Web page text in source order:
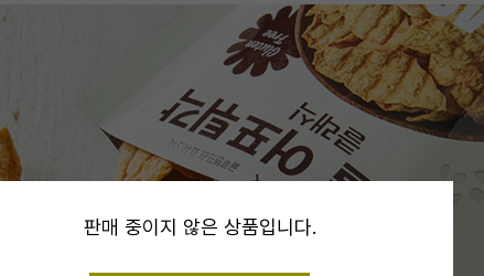
판매 중이지 않은 상품입니다.